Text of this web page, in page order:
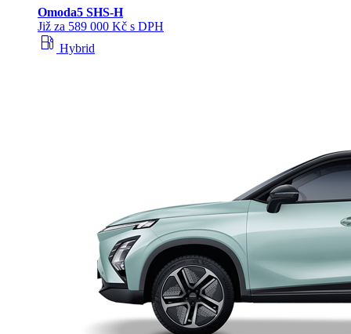
Omoda5 SHS‑H
Již za 589 000 Kč s DPH
local_gas_station Hybrid